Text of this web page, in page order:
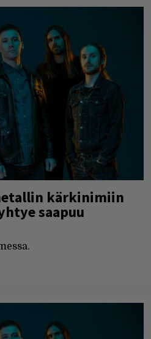
kärkinimiin
saapuu